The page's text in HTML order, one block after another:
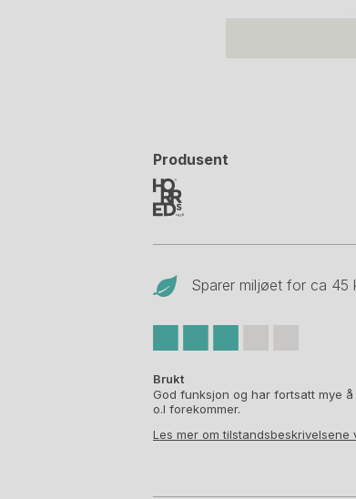
Produsent
Sparer miljøet for ca 45
Brukt
God funksjon og har fortsatt mye å
o.l forekommer.
Les mer om tilstandsbeskrivelsene